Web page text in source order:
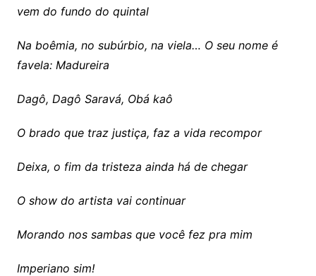
vem do fundo do quintal
Na boêmia, no subúrbio, na viela… O seu nome é
favela: Madureira
Dagô, Dagô Saravá, Obá kaô
O brado que traz justiça, faz a vida recompor
Deixa, o fim da tristeza ainda há de chegar
O show do artista vai continuar
Morando nos sambas que você fez pra mim
Imperiano sim!